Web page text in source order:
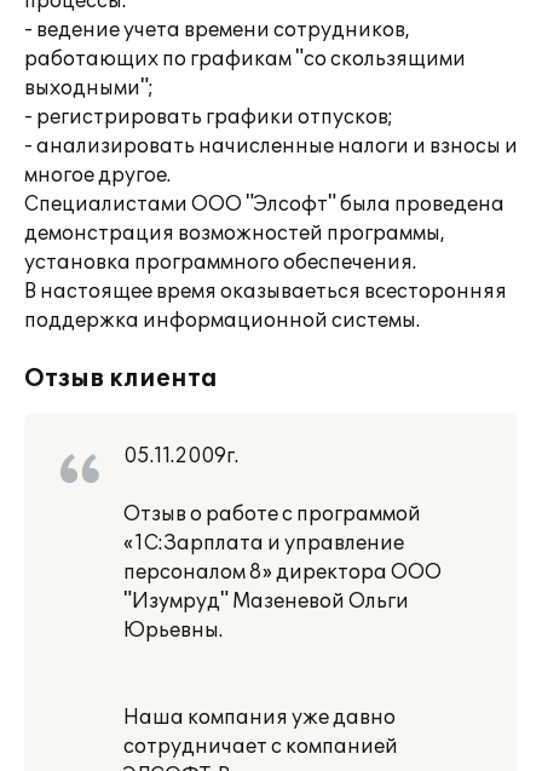
- ведение учета времени сотрудников,
работающих по графикам "со скользящими
выходными";
- регистрировать графики отпусков;
- анализировать начисленные налоги и взносы и
многое другое.
Специалистами ООО "Элсофт" была проведена
демонстрация возможностей программы,
установка программного обеспечения.
В настоящее время оказываеться всесторонняя
поддержка информационной системы.
Отзыв клиента
05.11.2009г.
Отзыв о работе с программой
«1С:Зарплата и управление
персоналом 8» директора ООО
"Изумруд" Мазеневой Ольги
Юрьевны.
Наша компания уже давно
сотрудничает с компанией